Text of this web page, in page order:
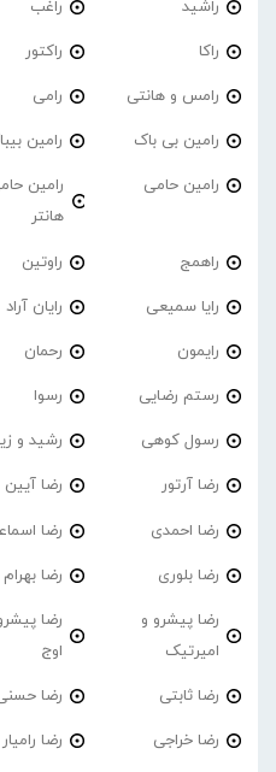
راشید راغب
راکا راکتور
رامس و هانتی رامی
رامین بی باک رامین
رامین حامی
رامین
هانتر
راهمج راوتین
رایا سمیعی رایان آراد
رایمون رحمان
رستم رضایی رسوا
رسول کوهی رشید و
رضا آرتور رضا آیین
رضا احمدی رضا
رضا بلوری رضا بهرام
رضا پیشرو و
امیرتیک
رضا
اوج
رضا ثابتی رضا
رضا خراجی رضا رامیار